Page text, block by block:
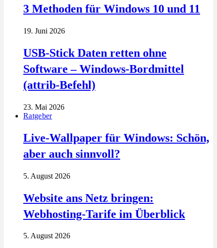
3 Methoden für Windows 10 und 11
19. Juni 2026
USB-Stick Daten retten ohne
Software – Windows-Bordmittel
(attrib-Befehl)
23. Mai 2026
Ratgeber
Live-Wallpaper für Windows: Schön,
aber auch sinnvoll?
5. August 2026
Website ans Netz bringen:
Webhosting-Tarife im Überblick
5. August 2026